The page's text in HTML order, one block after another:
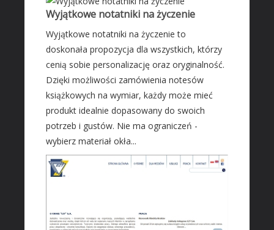
Ogród, Rośliny
Chemia
Art. Spożywcze
Inne Sklepy
MASZYNY SPECJALISTYCZNE
Maszyny
Narzędzia
Przemysł Metalowy
AUTO-MOTO
Wynajem
Wyjątkowe notatniki na życzenie
Wyjątkowe notatniki na życzenie to
doskonała propozycja dla wszystkich, którzy
cenią sobie personalizację oraz oryginalność.
Dzięki możliwości zamówienia notesów
książkowych na wymiar, każdy może mieć
produkt idealnie dopasowany do swoich
potrzeb i gustów. Nie ma ograniczeń -
wybierz materiał okła...